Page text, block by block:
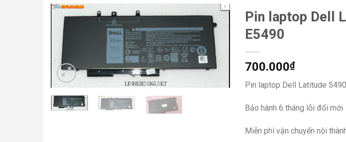
Pin laptop Dell
E5490
700.000₫
Pin laptop Dell Latitude
Bảo hành 6 tháng lỗi đổi mới
Miễn phí vận chuyển nội